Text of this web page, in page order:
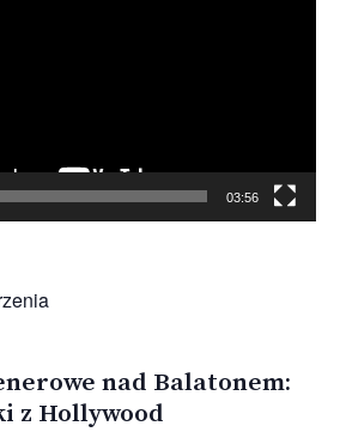
03:56
nad Balatonem:
z Hollywood